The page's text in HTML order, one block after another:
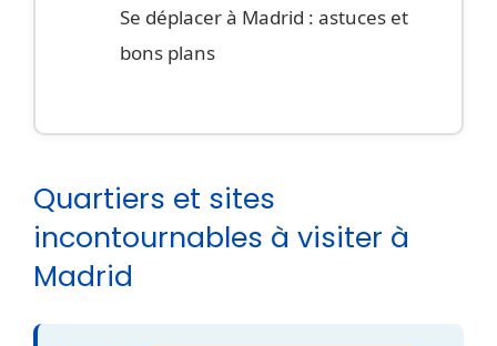
Se déplacer à Madrid : astuces et
bons plans
Quartiers et sites
incontournables à visiter à
Madrid